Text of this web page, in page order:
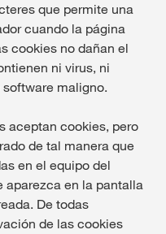
que permite una
cuando la página
cookies no dañan el
ni virus, ni
maligno.
aceptan cookies, pero
de tal manera que
en el equipo del
aparezca en la pantalla
De todas
de las cookies